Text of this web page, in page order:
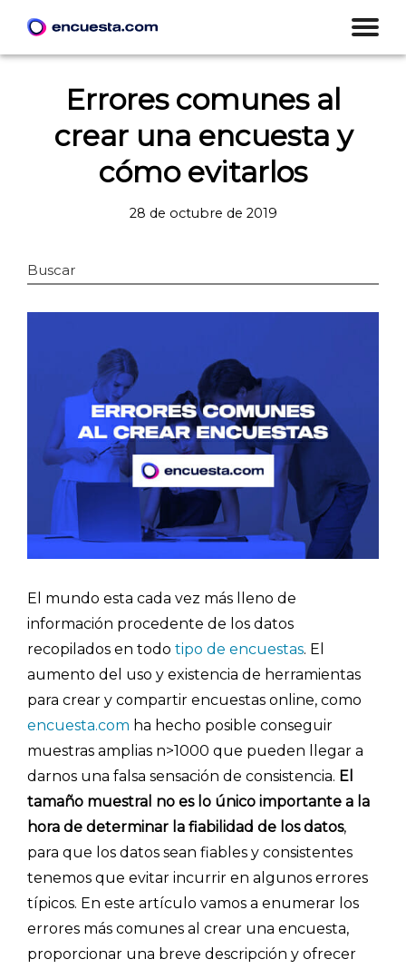
Errores comunes al
crear una encuesta y
cómo evitarlos
28 de octubre de 2019
Buscar
El mundo esta cada vez más lleno de
información procedente de los datos
recopilados en todo tipo de encuestas. El
aumento del uso y existencia de herramientas
para crear y compartir encuestas online, como
encuesta.com ha hecho posible conseguir
muestras amplias n>1000 que pueden llegar a
darnos una falsa sensación de consistencia. El
tamaño muestral no es lo único importante a la
hora de determinar la fiabilidad de los datos,
para que los datos sean fiables y consistentes
tenemos que evitar incurrir en algunos errores
típicos. En este artículo vamos a enumerar los
errores más comunes al crear una encuesta,
proporcionar una breve descripción y ofrecer